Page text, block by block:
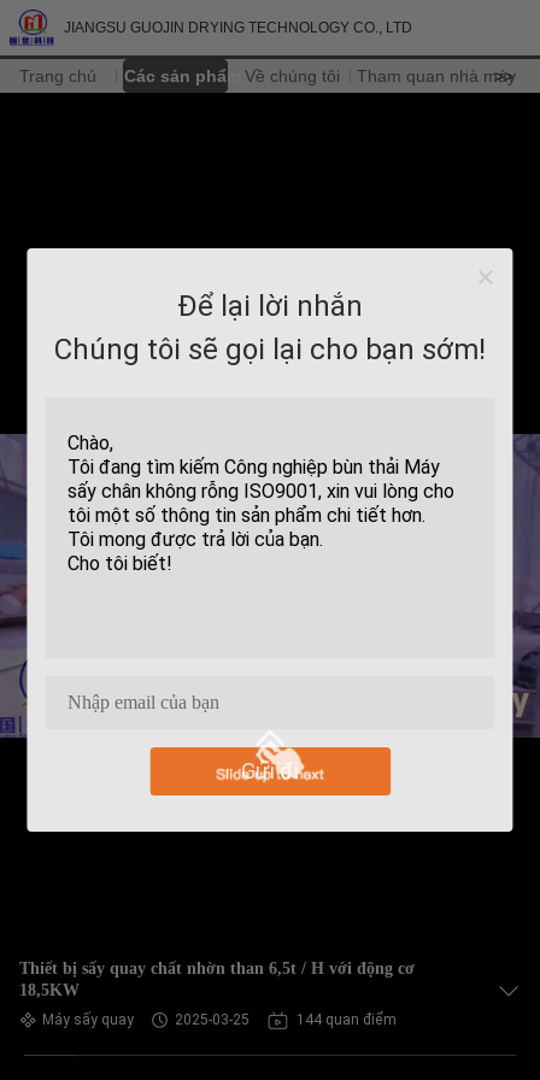
JIANGSU GUOJIN DRYING TECHNOLOGY CO., LTD
Trang chủ Các sản phẩm Về chúng tôi Tham quan nhà máy
>>
Để lại lời nhắn
Chúng tôi sẽ gọi lại cho bạn sớm!
Gửi đi
Thiết bị sấy quay chất nhờn than 6,5t / H với động cơ
18,5KW
Máy sấy quay 2025-03-25 144 quan điểm